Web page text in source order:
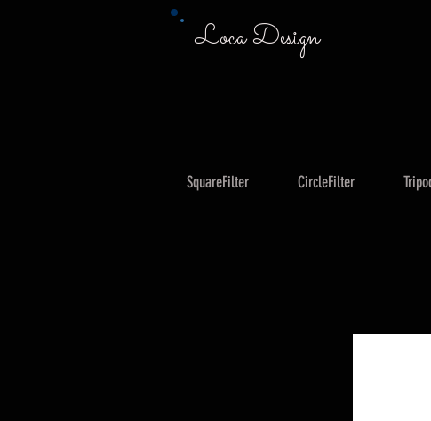
Loca Design
SquareFilter CircleFilter